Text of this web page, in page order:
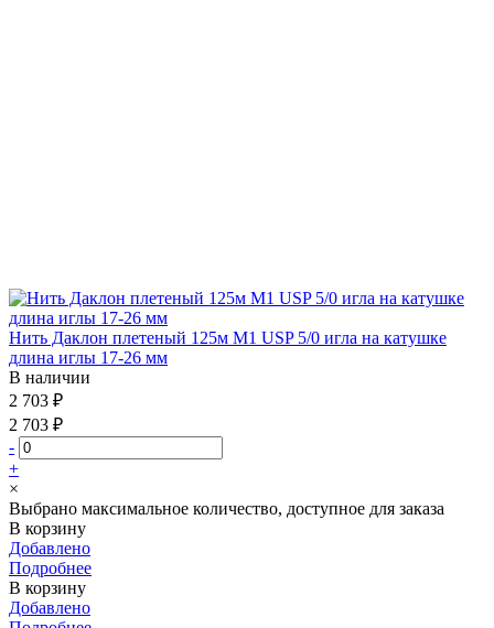
Нить Даклон плетеный 125м М1 USP 5/0 игла на катушке
длина иглы 17-26 мм
В наличии
2 703 ₽
2 703 ₽
-
+
×
Выбрано максимальное количество, доступное для заказа
В корзину
Добавлено
Подробнее
В корзину
Добавлено